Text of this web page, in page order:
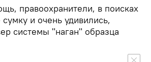
правоохранители, в поисках
и очень удивились,
системы "наган" образца